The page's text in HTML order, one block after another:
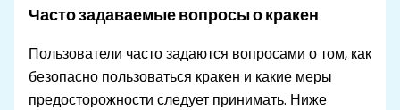
Часто задаваемые вопросы о кракен
Пользователи часто задаются вопросами о том, как
безопасно пользоваться кракен и какие меры
предосторожности следует принимать. Ниже